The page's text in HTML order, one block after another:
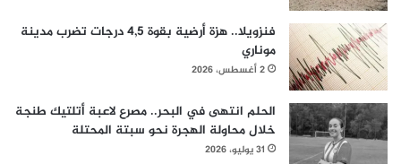
فنزويلا.. هزة أرضية بقوة 4,5 درجات تضرب مدينة
موناري
2 أغسطس، 2026
الحلم انتهى في البحر.. مصرع لاعبة أتلتيك طنجة
خلال محاولة الهجرة نحو سبتة المحتلة
31 يوليو، 2026